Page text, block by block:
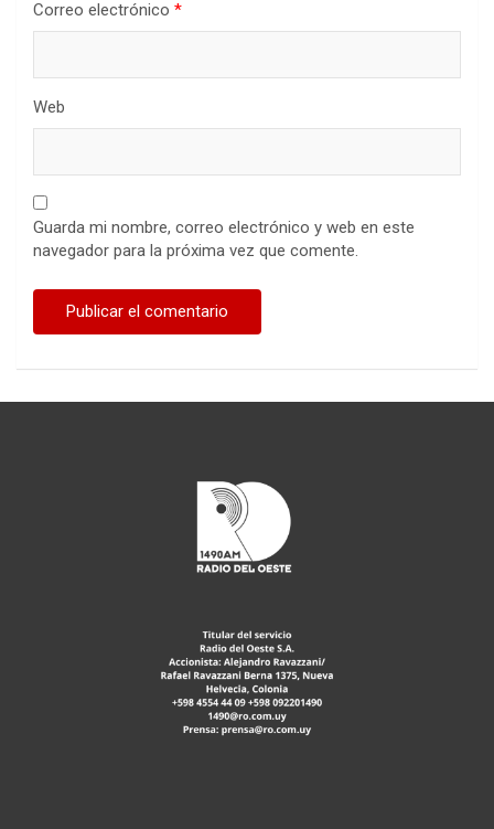
Correo electrónico *
Web
Guarda mi nombre, correo electrónico y web en este
navegador para la próxima vez que comente.